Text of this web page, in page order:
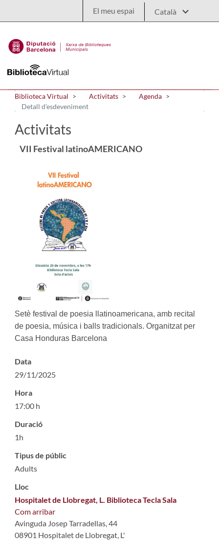
El meu espai
Biblioteca Virtual Activitats
Agenda
Detall d'esdeveniment
Activitats
VII Festival latinoAMERICANO
Setè festival de poesia llatinoamericana, amb recital
de poesia, música i balls tradicionals. Organitzat per
Casa Honduras Barcelona
Data
29/11/2025
Hora
17:00 h
Duració
1h
Tipus de públic
Adults
Lloc
Hospitalet de Llobregat, L. Biblioteca Tecla Sala
Com arribar
Avinguda Josep Tarradellas, 44
08901 Hospitalet de Llobregat, L'